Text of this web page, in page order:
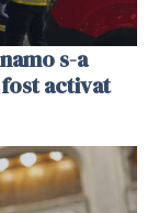
s-a
activat